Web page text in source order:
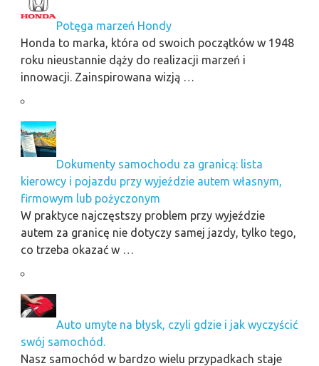
Potęga marzeń Hondy
Honda to marka, która od swoich początków w 1948
roku nieustannie dąży do realizacji marzeń i
innowacji. Zainspirowana wizją …
Dokumenty samochodu za granicą: lista
kierowcy i pojazdu przy wyjeździe autem własnym,
firmowym lub pożyczonym
W praktyce najczęstszy problem przy wyjeździe
autem za granicę nie dotyczy samej jazdy, tylko tego,
co trzeba okazać w …
Auto umyte na błysk, czyli gdzie i jak wyczyścić
swój samochód.
Nasz samochód w bardzo wielu przypadkach staje